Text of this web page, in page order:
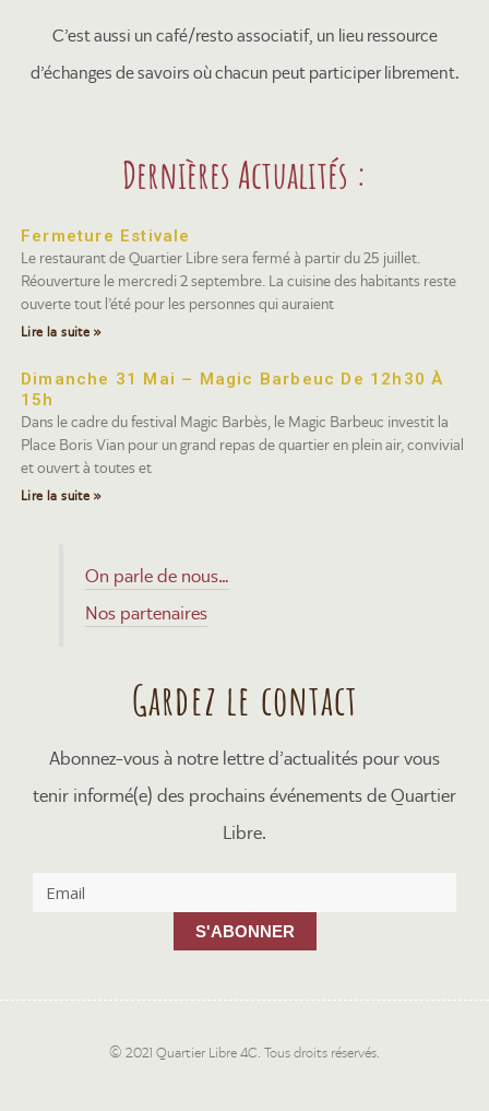
C’est aussi un café/resto associatif, un lieu ressource
d’échanges de savoirs où chacun peut participer librement.
Dernières Actualités :
Fermeture Estivale
Le restaurant de Quartier Libre sera fermé à partir du 25 juillet.
Réouverture le mercredi 2 septembre. La cuisine des habitants reste
ouverte tout l’été pour les personnes qui auraient
Lire la suite »
Dimanche 31 Mai – Magic Barbeuc De 12h30 À
15h
Dans le cadre du festival Magic Barbès, le Magic Barbeuc investit la
Place Boris Vian pour un grand repas de quartier en plein air, convivial
et ouvert à toutes et
Lire la suite »
On parle de nous…
Nos partenaires
Gardez le contact
Abonnez-vous à notre lettre d’actualités pour vous
tenir informé(e) des prochains événements de Quartier
Libre.
S'ABONNER
© 2021 Quartier Libre 4C. Tous droits réservés.